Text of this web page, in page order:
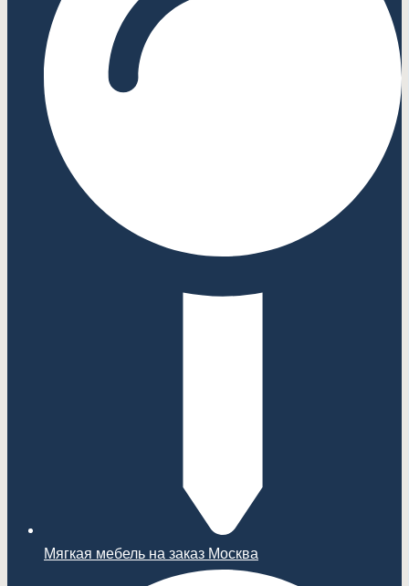
Мягкая мебель на заказ Москва